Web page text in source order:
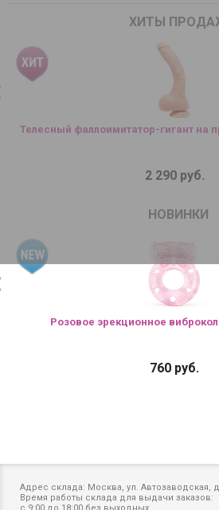
ХИТЫ
Телесный фаллоимитатор-гигант на
2 290 руб.
НОВИНКИ
Розовое эрекционное
760 руб.
Адрес склада: Москва, ул. Автозаводская,
Время работы склада для выдачи заказов: